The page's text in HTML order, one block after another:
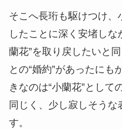
そこへ長珩も駆けつけ、
したことに深く安堵しな
蘭花”を取り戻したいと
との“婚約”があったにも
きなのは“小蘭花”として
同じく、少し寂しそうな
す。